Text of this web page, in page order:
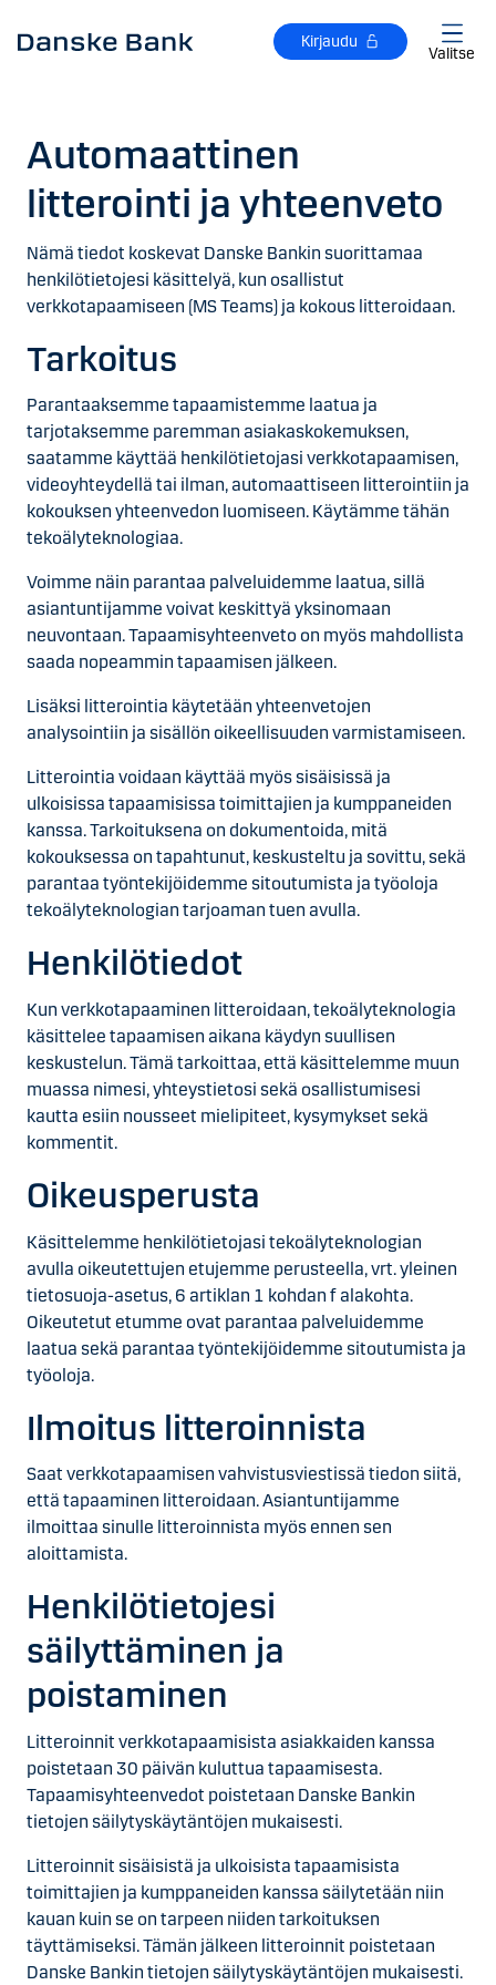
Kirjaudu
Valitse
Auto­maat­tinen
litterointi ja yhteenveto
Nämä tiedot koskevat Danske Bankin suorittamaa
henkilötietojesi käsittelyä, kun osallistut
verkkotapaamiseen (MS Teams) ja kokous litteroidaan.
Tarkoi­tus
Parantaaksemme tapaamistemme laatua ja
tarjotaksemme paremman asiakaskokemuksen,
saatamme käyttää henkilötietojasi verkkotapaamisen,
videoyhteydellä tai ilman, automaat­tiseen litterointiin ja
kokouksen yhteenvedon luomiseen. Käytämme tähän
tekoäly­teknologiaa.
Voimme näin parantaa palveluidemme laatua, sillä
asiantuntijamme voivat keskittyä yksinomaan
neuvontaan. Tapaamisyhteenveto on myös mahdollista
saada nopeammin tapaamisen jälkeen.
Lisäksi litterointia käytetään yhteenvetojen
analysointiin ja sisällön oikeellisuuden varmistamiseen.
Litterointia voidaan käyttää myös sisäisissä ja
ulkoisissa tapaamisissa toimittajien ja kumppaneiden
kanssa. Tarkoituksena on dokumentoida, mitä
kokouksessa on tapahtunut, keskusteltu ja sovittu, sekä
parantaa työntekijöidemme sitoutumista ja työoloja
tekoäly­teknologian tarjoaman tuen avulla.
Henkilötiedot
Kun verkkotapaaminen litteroidaan, tekoäly­teknologia
käsittelee tapaamisen aikana käydyn suullisen
keskustelun. Tämä tarkoittaa, että käsittelemme muun
muassa nimesi, yhteystietosi sekä osallistumisesi
kautta esiin nousseet mielipiteet, kysymykset sekä
kommentit.
Oikeusperusta
Käsittelemme henkilötietojasi tekoäly­teknologian
avulla oikeutettujen etujemme perusteella, vrt. yleinen
tietosuoja-asetus, 6 artiklan 1 kohdan f alakohta.
Oikeutetut etumme ovat parantaa palveluidemme
laatua sekä parantaa työntekijöi­demme sitoutumista ja
työoloja.
Ilmoitus litteroinnista
Saat verkkotapaamisen vahvistusviestissä tiedon siitä,
että tapaaminen litteroidaan. Asiantuntijamme
ilmoittaa sinulle litteroinnista myös ennen sen
aloittamista.
Henkilötietojesi
säilyttäminen ja
poistaminen
Litteroinnit verkkotapaamisista asiakkaiden kanssa
poistetaan 30 päivän kuluttua tapaamisesta.
Tapaamisyhteenvedot poistetaan Danske Bankin
tietojen säilytyskäytäntöjen mukaisesti.
Litteroinnit sisäisistä ja ulkoisista tapaamisista
toimittajien ja kumppaneiden kanssa säilytetään niin
kauan kuin se on tarpeen niiden tarkoituksen
täyttämiseksi. Tämän jälkeen litteroinnit poistetaan
Danske Bankin tietojen säilytyskäytäntöjen mukaisesti.